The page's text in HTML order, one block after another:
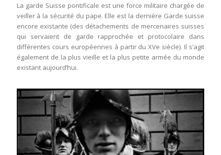
La garde Suisse pontificale est une force militaire chargée de
veiller à la sécurité du pape. Elle est la dernière Garde suisse
encore existante (des détachements de mercenaires suisses
qui servaient de garde rapprochée et protocolaire dans
différentes cours européennes à partir du XVe siècle). Il s’agit
également de la plus vieille et la plus petite armée du monde
existant aujourd’hui.